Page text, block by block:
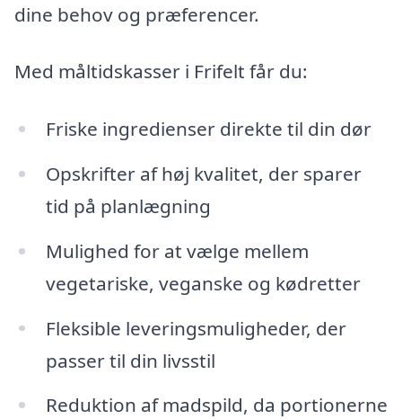
dine behov og præferencer.
Med måltidskasser i Frifelt får du:
Friske ingredienser direkte til din dør
Opskrifter af høj kvalitet, der sparer
tid på planlægning
Mulighed for at vælge mellem
vegetariske, veganske og kødretter
Fleksible leveringsmuligheder, der
passer til din livsstil
Reduktion af madspild, da portionerne